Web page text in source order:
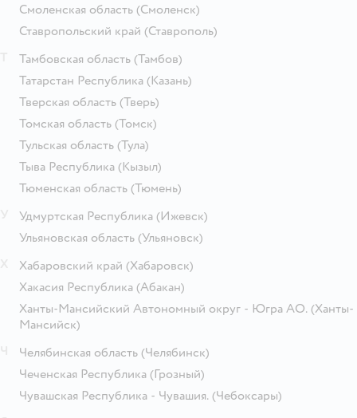
Смоленская область (Смоленск)
Ставропольский край (Ставрополь)
Тамбовская область (Тамбов)
Татарстан Республика (Казань)
Тверская область (Тверь)
Томская область (Томск)
Тульская область (Тула)
Тыва Республика (Кызыл)
Тюменская область (Тюмень)
Удмуртская Республика (Ижевск)
Ульяновская область (Ульяновск)
Хабаровский край (Хабаровск)
Хакасия Республика (Абакан)
Ханты-Мансийский Автономный округ - Югра АО. (Ханты-
Мансийск)
Челябинская область (Челябинск)
Чеченская Республика (Грозный)
Чувашская Республика - Чувашия. (Чебоксары)